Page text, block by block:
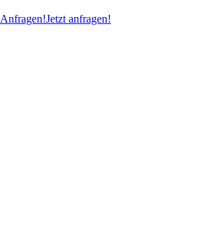
Anfragen!Jetzt anfragen!